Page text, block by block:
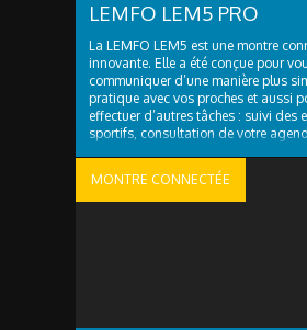
LEMFO LEM5 PRO
La LEMFO LEM5 est une montre
innovante. Elle a été conçue pour
communiquer d’une manière plus
pratique avec vos proches et aussi
effectuer d’autres tâches : suivi des
sportifs, consultation de votre
MONTRE CONNECTÉE